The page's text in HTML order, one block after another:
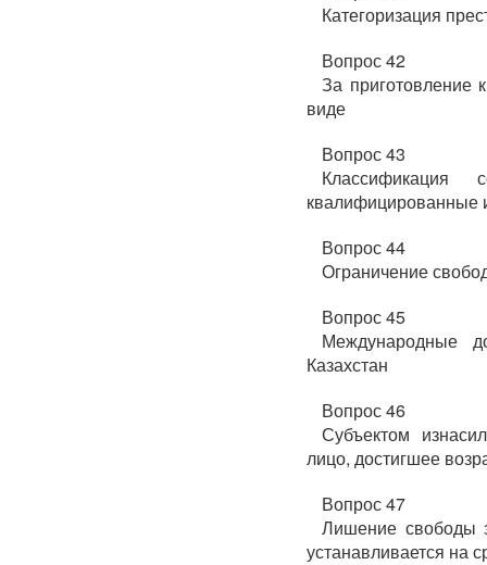
Категоризация
Вопрос 42
За приготовление
виде
Вопрос 43
Классификация
квалифицированные
Вопрос 44
Ограничение
Вопрос 45
Международные
Казахстан
Вопрос 46
Субъектом
лицо, достигшее
Вопрос 47
Лишение свободы
устанавливается на